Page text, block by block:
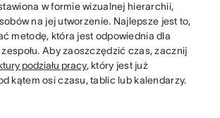
w formie wizualnej hierarchii,
na jej utworzenie. Najlepsze jest to,
metodę, która jest odpowiednia dla
Aby zaoszczędzić czas, zacznij
podziału pracy, który jest już
kątem osi czasu, tablic lub kalendarzy.